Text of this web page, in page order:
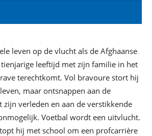
leven op de vlucht als de Afghaanse
leeftijd met zijn familie in het
terechtkomt. Vol bravoure stort hij
maar ontsnappen aan de
zijn verleden en aan de verstikkende
Voetbal wordt een uitvlucht.
hij met school om een profcarrière